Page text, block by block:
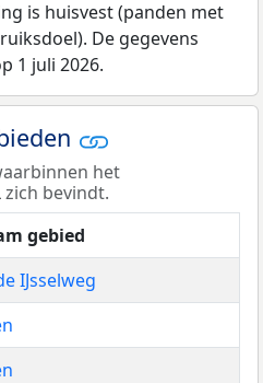
is huisvest (panden met
De gegevens
1 juli 2026.
het
zich bevindt.
gebied
IJsselweg